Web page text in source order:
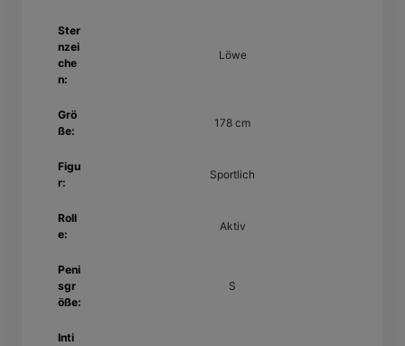
Ster
nzei
che
n:
Löwe
Grö
ße:
178 cm
Figu
r:
Sportlich
Roll
e:
Aktiv
Peni
sgr
öße:
S
Inti